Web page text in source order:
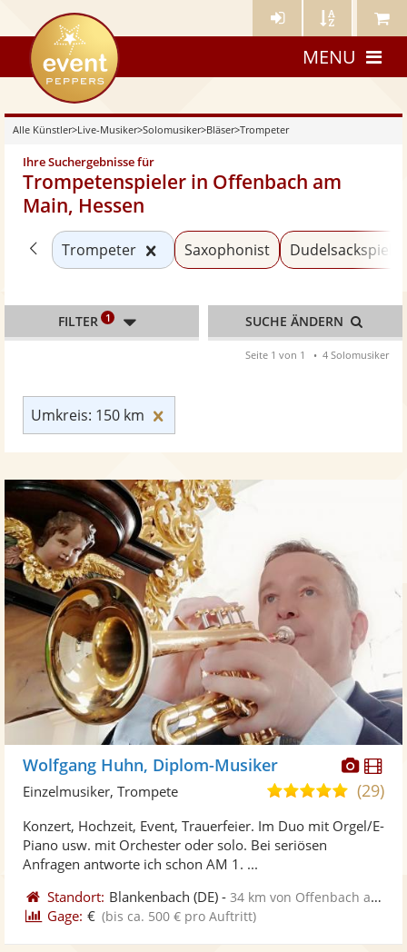
Künstler- Künstler Meine
eventpeppers
MENU
Alle Künstler>Live-Musiker>Solomusiker>Bläser>Trompeter
Ihre Suchergebnisse für
Trompetenspieler in Offenbach am
Main, Hessen
Zurück zu «Bläser»
Trompeter Kategorie «Trompeter»
Saxophonist Dudelsackspieler
Umkreis: 150 km
FILTER 1 SUCHE ÄNDERN
Seite 1 von 1 4 Solomusiker
Fotos
Wolfgang Huhn, Diplom-Musiker
5,0
5
(29)
Einzelmusiker, Trompete
Konzert, Hochzeit, Event, Trauerfeier. Im Duo mit Orgel/E-
Piano usw. mit Orchester oder solo. Bei seriösen
Anfragen antworte ich schon AM 1. ...
Standort: Blankenbach (DE) -34 km von Offenbach am Main
Gage: € (bis ca. 500 € pro Auftritt)